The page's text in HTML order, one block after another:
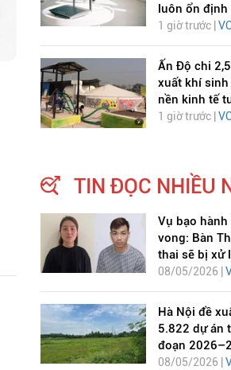
DỊCH VIÊM PHỔI COVID-
19
luôn ổn định
1 giờ trước |
Ấn Độ chi
xuất khí
nền kinh tế
1 giờ trước |
TIN ĐỌC NHIỀU
Vụ bạo
vong: Bàn
thai sẽ bị xử
08/05/2026 |
Hà Nội đề
5.822 dự án
đoạn
08/05/2026 |